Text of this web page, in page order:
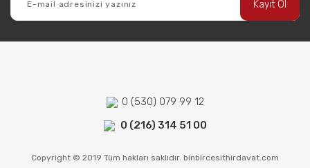
Kayıt Ol
0 (530) 079 99 12
0 (216) 314 51 00
Copyright © 2019 Tüm hakları saklıdır. binbircesithirdavat.com